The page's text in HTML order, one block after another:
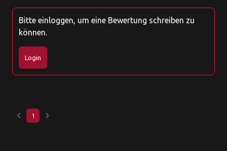
Bitte einloggen, um eine Bewertung schreiben zu
können.
Login
keyboard_arrow_left 1 keyboard_arrow_right